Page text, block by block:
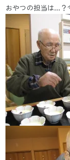
おやつの担当は…？